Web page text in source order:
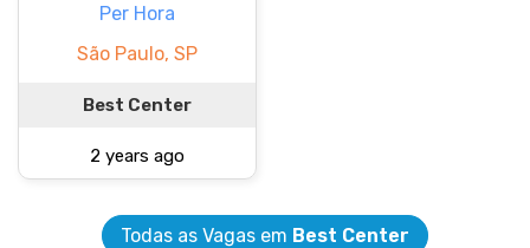
Per Hora
São Paulo, SP
Best Center
2 years ago
Todas as Vagas em Best Center